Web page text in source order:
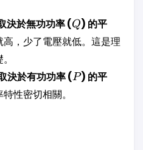
決於無功功率 (Q
Q) 的平
，少了電壓就低。這是理
決於有功功率 (P
P) 的平
性密切相關。